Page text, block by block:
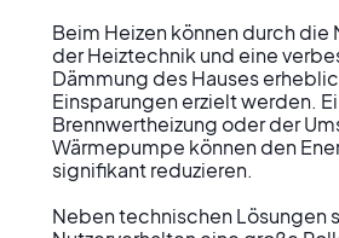
Beim Heizen können durch die
der Heiztechnik und eine
Dämmung des Hauses
Einsparungen erzielt werden.
Brennwertheizung oder der
Wärmepumpe können den
signifikant reduzieren.
Neben technischen Lösungen